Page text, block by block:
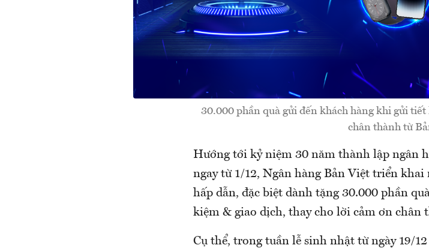
30.000 phần quà gửi đến khách hàng khi gửi
chân thành từ
Hướng tới kỷ niệm 30 năm thành lập ngân
ngay từ 1/12, Ngân hàng Bản Việt triển
hấp dẫn, đặc biệt dành tặng 30.000 phần
kiệm & giao dịch, thay cho lời cảm ơn chân
Cụ thể, trong tuần lễ sinh nhật từ ngày 19/